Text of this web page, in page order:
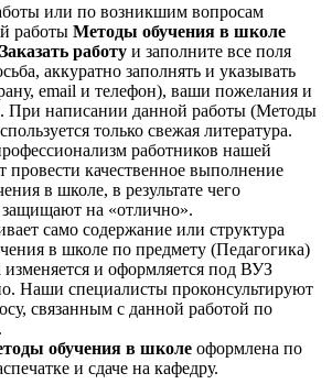
или по возникшим вопросам
работы Методы обучения в школе
Заказать работу и заполните все поля
аккуратно заполнять и указывать
email и телефон), ваши пожелания и
При написании данной работы (Методы
только свежая литература.
работников нашей
провести качественное выполнение
в школе, в результате чего
на «отлично».
само содержание или структура
в школе по предмету (Педагогика)
изменяется и оформляется под ВУЗ
Наши специалисты проконсультируют
связанным с данной работой по
обучения в школе оформлена по
и сдаче на кафедру.